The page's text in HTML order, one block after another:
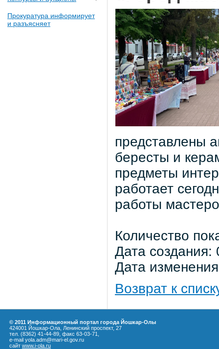
Прокуратура информирует
и разъясняет
представлены
бересты и
предметы
работает
работы
Количество
Дата
Дата
Возврат к
© 2011 Информационный портал города Йошкар-Олы
424001 Йошкар-Ола, Ленинский проспект, 27
тел. (8362) 41-44-89, факс 63-03-71,
e-mail yola.adm@mari-el.gov.ru
сайт www.i-ola.ru